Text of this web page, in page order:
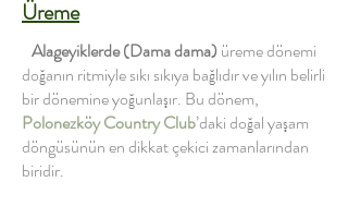
Üreme
Alageyiklerde(Dama dama) üreme dönemi
doğanın ritmiyle sıkı sıkıya bağlıdır ve yılın belirli
bir dönemine yoğunlaşır. Bu dönem,
Polonezköy Country Club’daki doğal yaşam
döngüsünün en dikkat çekici zamanlarından
biridir.